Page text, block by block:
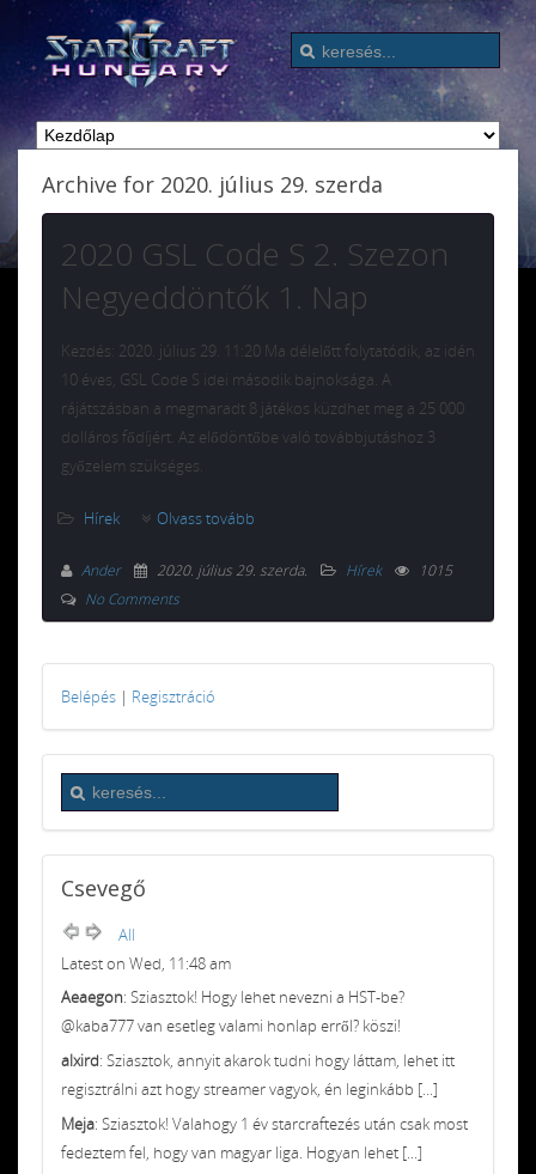
Archive for 2020. július 29. szerda
2020 GSL Code S 2. Szezon
Negyeddöntők 1. Nap
Kezdés: 2020. július 29. 11:20 Ma délelőtt folytatódik, az idén
10 éves, GSL Code S idei második bajnoksága. A
rájátszásban a megmaradt 8 játékos küzdhet meg a 25 000
dolláros fődíjért. Az elődöntőbe való továbbjutáshoz 3
győzelem szükséges.
Hírek Olvass tovább
Ander 2020. július 29. szerda. Hírek
1015
No Comments
Belépés | Regisztráció
Csevegő
All
Latest on Wed, 11:48 am
Aeaegon: Sziasztok! Hogy lehet nevezni a HST-be?
@kaba777 van esetleg valami honlap erről? köszi!
alxird: Sziasztok, annyit akarok tudni hogy láttam, lehet itt
regisztrálni azt hogy streamer vagyok, én leginkább [...]
Meja: Sziasztok! Valahogy 1 év starcraftezés után csak most
fedeztem fel, hogy van magyar liga. Hogyan lehet [...]